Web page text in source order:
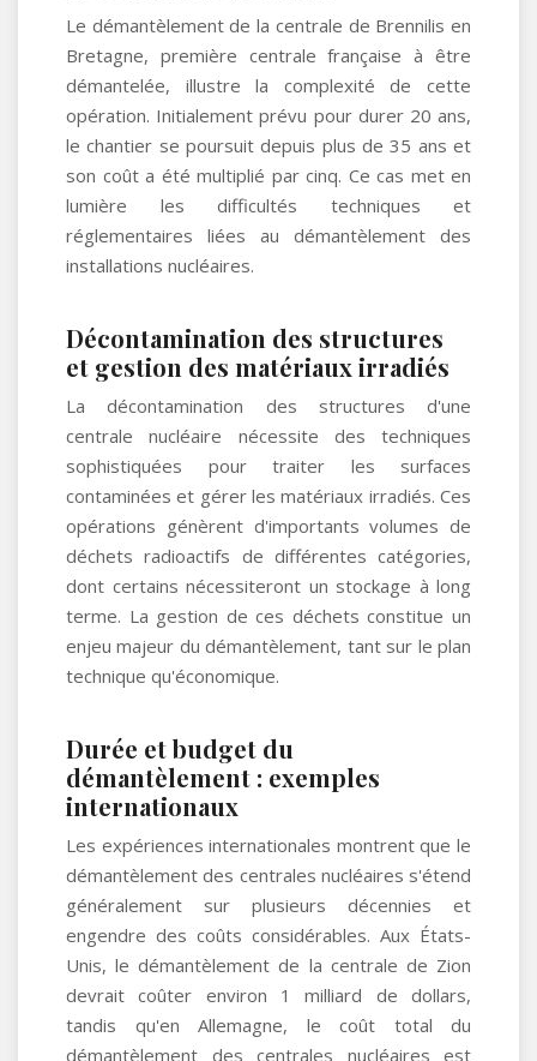
Le démantèlement de la centrale de Brennilis en
Bretagne, première centrale française à être
démantelée, illustre la complexité de cette
opération. Initialement prévu pour durer 20 ans,
le chantier se poursuit depuis plus de 35 ans et
son coût a été multiplié par cinq. Ce cas met en
lumière les difficultés techniques et
réglementaires liées au démantèlement des
installations nucléaires.
Décontamination des structures
et gestion des matériaux irradiés
La décontamination des structures d'une
centrale nucléaire nécessite des techniques
sophistiquées pour traiter les surfaces
contaminées et gérer les matériaux irradiés. Ces
opérations génèrent d'importants volumes de
déchets radioactifs de différentes catégories,
dont certains nécessiteront un stockage à long
terme. La gestion de ces déchets constitue un
enjeu majeur du démantèlement, tant sur le plan
technique qu'économique.
Durée et budget du
démantèlement : exemples
internationaux
Les expériences internationales montrent que le
démantèlement des centrales nucléaires s'étend
généralement sur plusieurs décennies et
engendre des coûts considérables. Aux États-
Unis, le démantèlement de la centrale de Zion
devrait coûter environ 1 milliard de dollars,
tandis qu'en Allemagne, le coût total du
démantèlement des centrales nucléaires est